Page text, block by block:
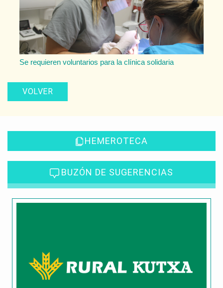
Se requieren voluntarios para la clínica solidaria
VOLVER
HEMEROTECA
BUZÓN DE SUGERENCIAS